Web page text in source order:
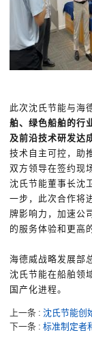
此次沈氏节能与海
舶、绿色船舶的行
及前沿技术研发达
技术自主可控，助
双方领导在签约现
沈氏节能董事长沈
一步，此次合作将
牌影响力，加速公
的服务体验和更高
海德威战略发展部
沈氏节能在船舶领
国产化进程。
上一条
沈氏节能创
下一条